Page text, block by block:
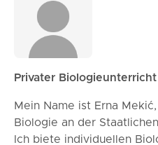
Privater Biologieunterricht
Mein Name ist Erna
Biologie an der
Ich biete individuellen